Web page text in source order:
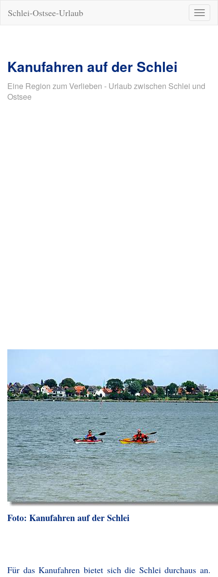
ein-/
Schlei-Ostsee-Urlaub
Kanufahren auf der Schlei
Eine Region zum Verlieben - Urlaub zwischen Schlei und
Ostsee
Foto: Kanufahren auf der Schlei
Für das Kanufahren bietet sich die Schlei durchaus an.